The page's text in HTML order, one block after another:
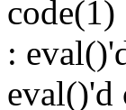
:
eval()'d